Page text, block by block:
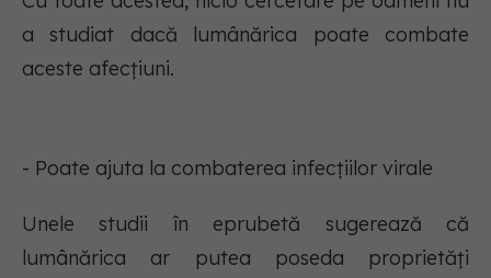
a studiat dacă lumânărica poate combate
aceste afecțiuni.
- Poate ajuta la combaterea infecțiilor virale
Unele studii în eprubetă sugerează că
lumânărica ar putea poseda proprietăți